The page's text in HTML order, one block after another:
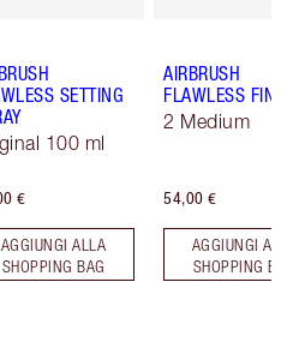
SETTING
100 ml
€
AGGIUNGI ALLA
SHOPPING BAG
AIRBRUSH
FLAWLESS
2 Medium
54,00 €
AGGIUNGI
SHOPPING